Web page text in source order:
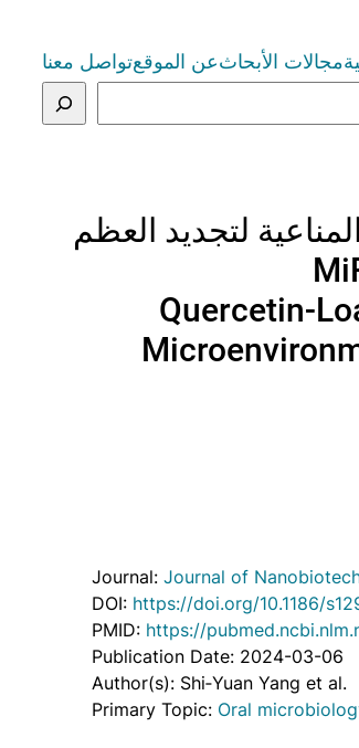
مجالات الأبحاثعن الموقعتواصل معنا
لتجديد العظم
Quercetin-
Journal: Journal of
DOI: https://doi.org/10.1186/
PMID: https://
Publication Date: 2024-03-06
Author(s): Shi‐Yuan Yang et al.
Primary Topic: Oral